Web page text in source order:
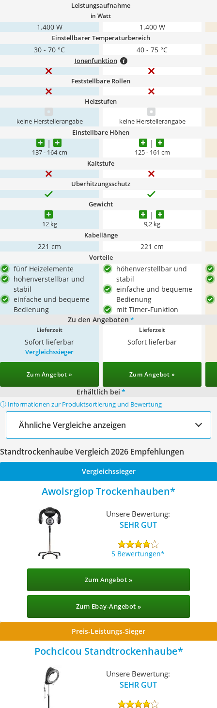
Leistungsaufnahme
in Watt
1.400 W 1.400 W
Einstellbarer Temperaturbereich
30 - 70 °C 40 - 75 °C
Ionenfunktion
Feststellbare Rollen
Heizstufen
keine Herstellerangabe keine Herstellerangabe
Einstellbare Höhen
137 - 164 cm 125 - 161 cm
Kaltstufe
Überhitzungsschutz
Gewicht
12 kg 9,2 kg
Kabellänge
221 cm 221 cm
Vorteile
fünf Heizelemente
höhenverstellbar und
stabil
einfache und bequeme
Bedienung
höhenverstellbar und
stabil
einfache und bequeme
Bedienung
mit Timer-Funktion
Zu den Angeboten *
Lieferzeit
Sofort lieferbar
Lieferzeit
Sofort lieferbar
Vergleichssieger
Zum Angebot » Zum Angebot »
Erhältlich bei *
ⓘ Informationen zur Produktsortierung und Bewertung
Ähnliche Vergleiche anzeigen
Standtrockenhaube Vergleich 2026 Empfehlungen
Vergleichssieger
Awolsrgiop Trockenhauben
Unsere Bewertung:
SEHR GUT
5 Bewertungen
Zum Angebot »
Zum Ebay-Angebot »
Preis-Leistungs-Sieger
Pochcicou Standtrockenhaube
Unsere Bewertung:
SEHR GUT